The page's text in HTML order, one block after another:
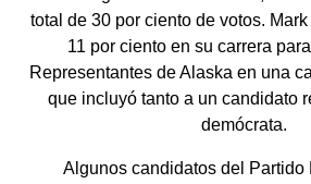
total de 30 por ciento de votos.
11 por ciento en su carrera
Representantes de Alaska en una
que incluyó tanto a un candidato
demócrata.
Algunos candidatos del Partido